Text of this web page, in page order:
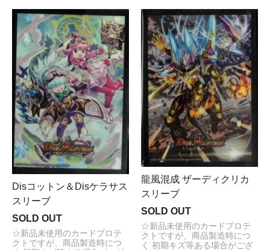
Disコットン＆Disケラサス
スリーブ
SOLD OUT
☆新品未使用のカードプロテ
クトですが、商品製造時につ
龍風混成 ザーディクリカ
スリーブ
SOLD OUT
☆新品未使用のカードプロテ
クトですが、商品製造時につ
く 初期キズ等ある場合がござ